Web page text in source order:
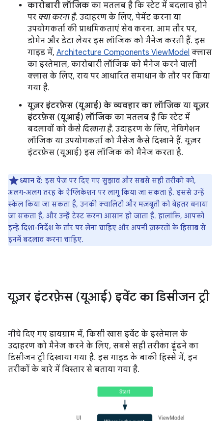
कारोबारी लॉजिक का मतलब है कि स्टेट में बदलाव होने
पर क्या करना है. उदाहरण के लिए, पेमेंट करना या
उपयोगकर्ता की प्राथमिकताएं सेव करना. आम तौर पर,
डोमेन और डेटा लेयर इस लॉजिक को मैनेज करती हैं. इस
गाइड में, Architecture Components ViewModel क्लास
का इस्तेमाल, कारोबारी लॉजिक को मैनेज करने वाली
क्लास के लिए, राय पर आधारित समाधान के तौर पर किया
गया है.
यूज़र इंटरफ़ेस (यूआई) के व्यवहार का लॉजिक या यूज़र
इंटरफ़ेस (यूआई) लॉजिक का मतलब है कि स्टेट में
बदलावों को कैसे दिखाना है. उदाहरण के लिए, नेविगेशन
लॉजिक या उपयोगकर्ता को मैसेज कैसे दिखाने हैं. यूज़र
इंटरफ़ेस (यूआई) इस लॉजिक को मैनेज करता है.
ध्यान दें: इस पेज पर दिए गए सुझाव और सबसे सही तरीकों को,
अलग-अलग तरह के ऐप्लिकेशन पर लागू किया जा सकता है. इससे उन्हें
स्केल किया जा सकता है, उनकी क्वालिटी और मज़बूती को बेहतर बनाया
जा सकता है, और उन्हें टेस्ट करना आसान हो जाता है. हालांकि, आपको
इन्हें दिशा-निर्देश के तौर पर लेना चाहिए और अपनी ज़रूरतों के हिसाब से
इनमें बदलाव करना चाहिए.
यूज़र इंटरफ़ेस (यूआई) इवेंट का डिसीजन ट्री
नीचे दिए गए डायग्राम में, किसी खास इवेंट के इस्तेमाल के
उदाहरण को मैनेज करने के लिए, सबसे सही तरीका ढूंढने का
डिसीजन ट्री दिखाया गया है. इस गाइड के बाकी हिस्से में, इन
तरीकों के बारे में विस्तार से बताया गया है.